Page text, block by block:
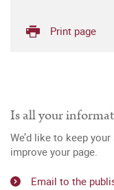
Print page
Is all your
We’d like to keep
improve your page.
Email to the